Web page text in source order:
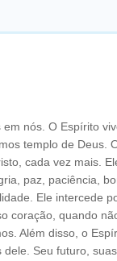
nós. O Espírito
templo de Deus.
cada vez mais.
paz, paciência,
Ele intercede
coração, quando
Além disso, o
Seu futuro,